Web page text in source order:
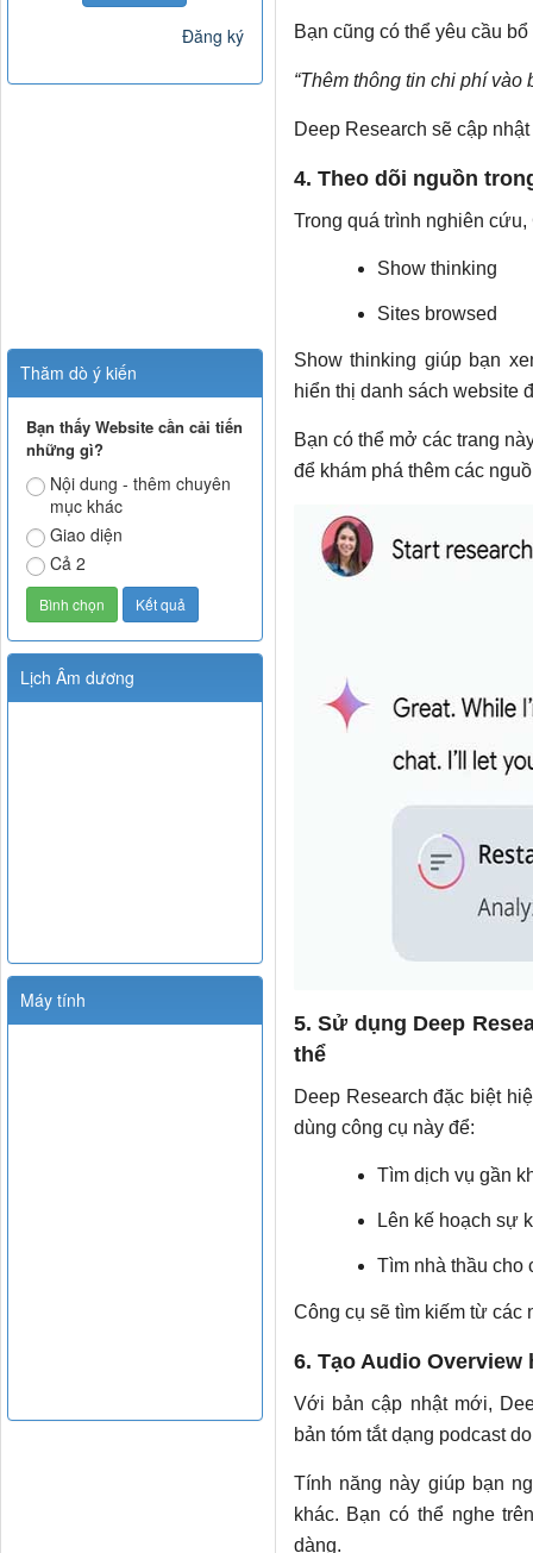
Bạn cũng có thể yêu cầu
“Thêm thông tin chi phí vào
Deep Research sẽ cập
4. Theo dõi nguồn
Trong quá trình nghiên
Show thinking
Sites browsed
Show thinking giúp bạn
hiển thị danh sách website
Bạn có thể mở các trang
để khám phá thêm các
5. Sử dụng Deep
thể
Deep Research đặc biệt
dùng công cụ này để:
Tìm dịch vụ gần
Lên kế hoạch sự
Tìm nhà thầu cho
Công cụ sẽ tìm kiếm từ các
6. Tạo Audio Overview
Với bản cập nhật mới,
bản tóm tắt dạng podcast
Tính năng này giúp bạn
khác. Bạn có thể nghe
dàng.
Đăng ký
Thăm dò ý kiến
Bạn thấy Website cần cải tiến
những gì?
Nội dung - thêm chuyên
mục khác
Giao diện
Cả 2
Lịch Âm dương
Máy tính